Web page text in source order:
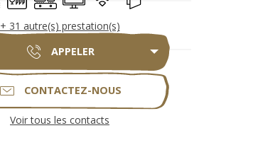
+ 31 autre(s) prestation(s)
APPELER
CONTACTEZ-NOUS
Voir tous les contacts